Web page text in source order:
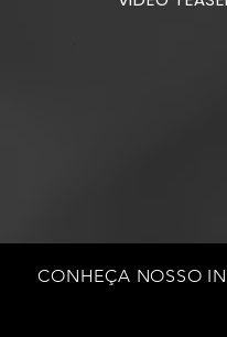
CONHEÇA NOSSO